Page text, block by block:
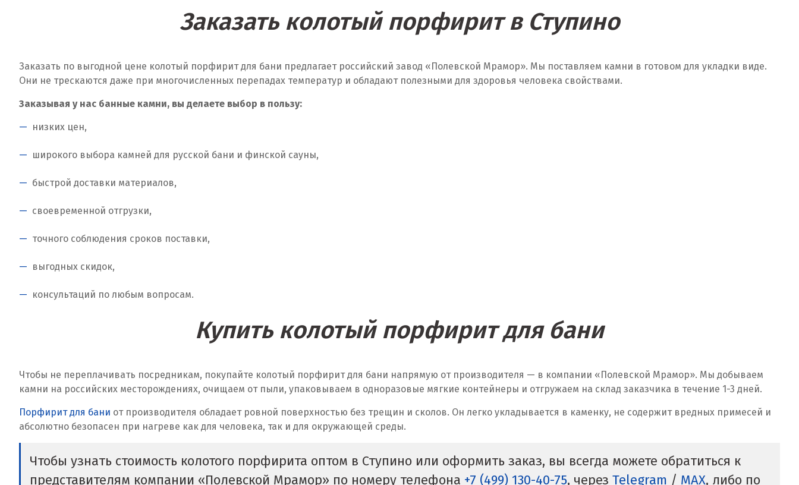
Заказать колотый порфирит в Ступино
Заказать по выгодной цене колотый порфирит для бани предлагает российский завод «Полевской Мрамор». Мы поставляем камни в готовом для укладки виде.
Они не трескаются даже при многочисленных перепадах температур и обладают полезными для здоровья человека свойствами.
Заказывая у нас банные камни, вы делаете выбор в пользу:
низких цен,
широкого выбора камней для русской бани и финской сауны,
быстрой доставки материалов,
своевременной отгрузки,
точного соблюдения сроков поставки,
выгодных скидок,
консультаций по любым вопросам.
Купить колотый порфирит для бани
Чтобы не переплачивать посредникам, покупайте колотый порфирит для бани напрямую от производителя — в компании «Полевской Мрамор». Мы добываем
камни на российских месторождениях, очищаем от пыли, упаковываем в одноразовые мягкие контейнеры и отгружаем на склад заказчика в течение 1-3 дней.
Порфирит для бани от производителя обладает ровной поверхностью без трещин и сколов. Он легко укладывается в каменку, не содержит вредных примесей и
абсолютно безопасен при нагреве как для человека, так и для окружающей среды.
Чтобы узнать стоимость колотого порфирита оптом в Ступино или оформить заказ, вы всегда можете обратиться к
представителям компании «Полевской Мрамор» по номеру телефона +7 (499) 130-40-75, через Telegram / MAX, либо по